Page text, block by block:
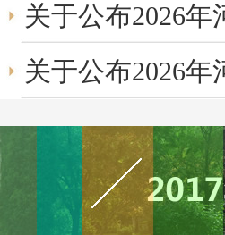
关于公布2026
关于公布2026